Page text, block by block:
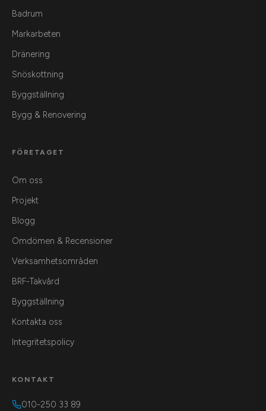
Badrum
Markarbeten
Dränering
Snöskottning
Byggställning
Bygg & Renovering
FÖRETAGET
Om oss
Projekt
Blogg
Omdömen & Recensioner
Verksamhetsområden
BRF-Takvård
Byggställning
Kontakta oss
Integritetspolicy
KONTAKT
010-250 33 89